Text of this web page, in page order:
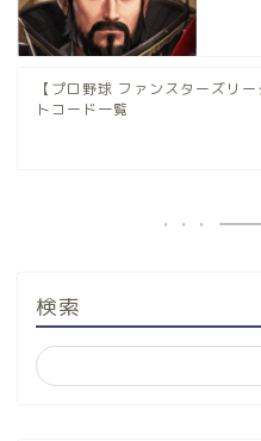
【プロ野球 ファンスターズリー
トコード一覧
検索